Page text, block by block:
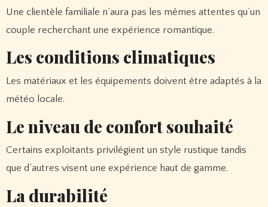
Une clientèle familiale n’aura pas les mêmes attentes qu’un
couple recherchant une expérience romantique.
Les conditions climatiques
Les matériaux et les équipements doivent être adaptés à la
météo locale.
Le niveau de confort souhaité
Certains exploitants privilégient un style rustique tandis
que d’autres visent une expérience haut de gamme.
La durabilité